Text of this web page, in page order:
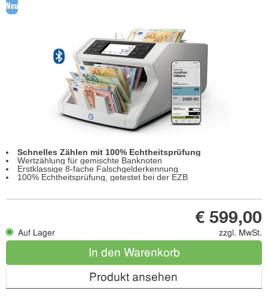
Neu
Schnelles Zählen mit 100% Echtheitsprüfung
Wertzählung für gemischte Banknoten
Erstklassige 8-fache Falschgelderkennung
100% Echtheitsprüfung, getestet bei der EZB
Auf Lager
€ 599,00
zzgl. MwSt.
In den Warenkorb
Produkt ansehen